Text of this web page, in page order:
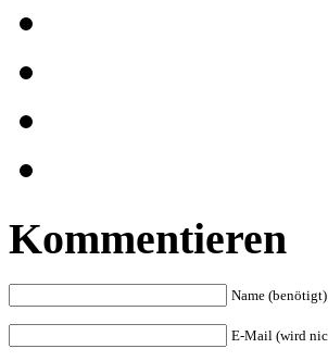
Kommentieren
Name (benötigt)
E-Mail (wird